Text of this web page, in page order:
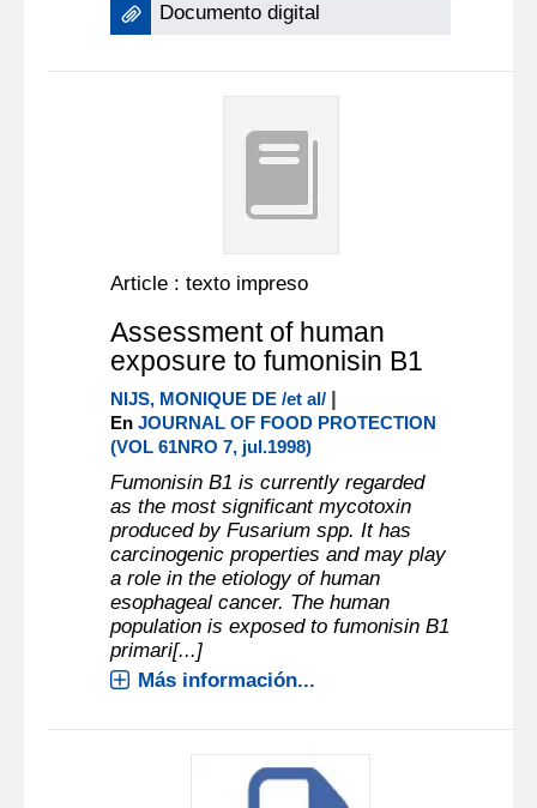
Documento digital
Article : texto impreso
Assessment of human
exposure to fumonisin B1
NIJS, MONIQUE DE /et al/ |
EnJOURNAL OF FOOD PROTECTION
(VOL 61NRO 7, jul.1998)
Fumonisin B1 is currently regarded
as the most significant mycotoxin
produced by Fusarium spp. It has
carcinogenic properties and may play
a role in the etiology of human
esophageal cancer. The human
population is exposed to fumonisin B1
primari[...]
Más información...